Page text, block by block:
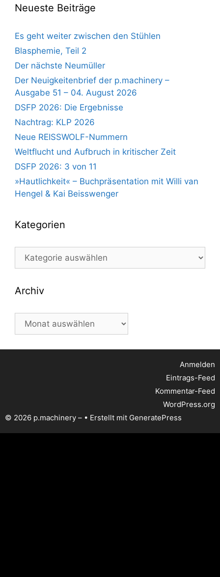
Neueste Beiträge
Es geht weiter zwischen den Stühlen
Blasphemie, Teil 2
Der nächste Neumüller
Der Neuigkeitenbrief der p.machinery –
Ausgabe 51 – 04. August 2026
DSFP 2026: Die Ergebnisse
Nachtrag: KLP 2026
Neue REISSWOLF-Nummern
Weltflucht und Aufbruch in kritischer Zeit
DSFP 2026: 3 von 11
»Hautlichkeit« – Buchpräsentation mit Willi van
Hengel & Kai Beisswenger
Kategorien
Kategorien
Archiv
Archiv
Anmelden
Eintrags-Feed
Kommentar-Feed
WordPress.org
© 2026 p.machinery – • Erstellt mit GeneratePress